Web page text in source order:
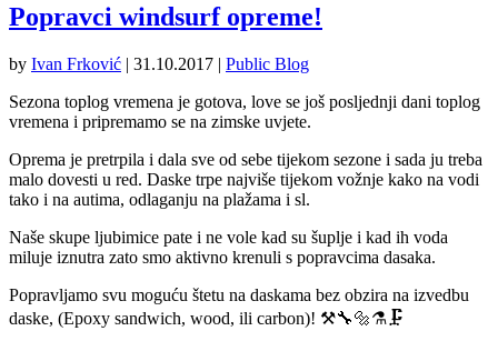
Popravci windsurf opreme!
by Ivan Frković | 31.10.2017 | Public Blog
Sezona toplog vremena je gotova, love se još posljednji dani toplog
vremena i pripremamo se na zimske uvjete.
Oprema je pretrpila i dala sve od sebe tijekom sezone i sada ju treba
malo dovesti u red. Daske trpe najviše tijekom vožnje kako na vodi
tako i na autima, odlaganju na plažama i sl.
Naše skupe ljubimice pate i ne vole kad su šuplje i kad ih voda
miluje iznutra zato smo aktivno krenuli s popravcima dasaka.
Popravljamo svu moguću štetu na daskama bez obzira na izvedbu
daske, (Epoxy sandwich, wood, ili carbon)! ⚒🔧🔩⚗🗜